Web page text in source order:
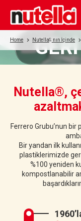
Home Nutella® nın İçinde
Nutella®,
Ferrero Grubu’nun
Bir yandan ilk
plastiklerimizde
%100 yeniden
kompostlanabilir